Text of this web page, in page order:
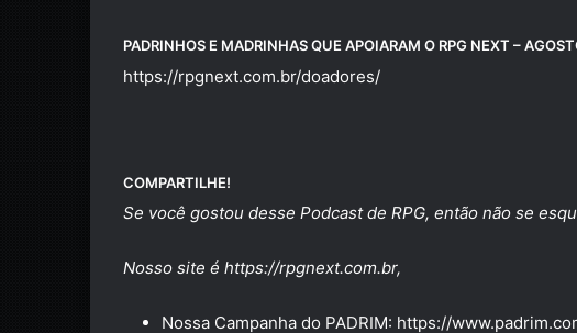
PADRINHOS E MADRINHAS QUE APOIARAM O RPG NEXT –
https://rpgnext.com.br/doadores/
COMPARTILHE!
Se você gostou desse Podcast de RPG, então não se
Nosso site é https://rpgnext.com.br,
Nossa Campanha do PADRIM: https://